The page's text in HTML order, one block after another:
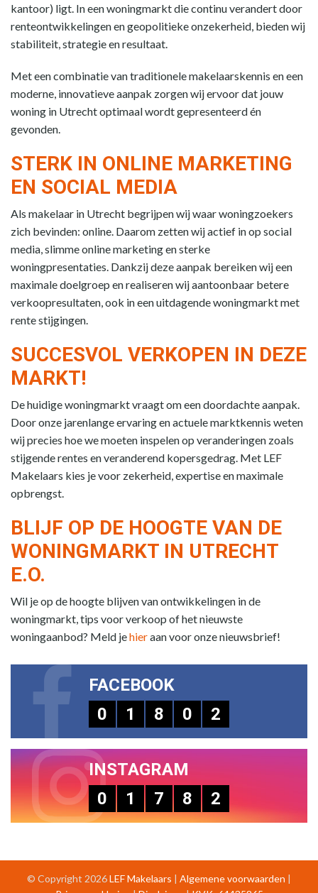
kantoor) ligt. In een woningmarkt die continu verandert door
renteontwikkelingen en geopolitieke onzekerheid, bieden wij
stabiliteit, strategie en resultaat.
Met een combinatie van traditionele makelaarskennis en een
moderne, innovatieve aanpak zorgen wij ervoor dat jouw
woning in Utrecht optimaal wordt gepresenteerd én
gevonden.
STERK IN ONLINE MARKETING
EN SOCIAL MEDIA
Als makelaar in Utrecht begrijpen wij waar woningzoekers
zich bevinden: online. Daarom zetten wij actief in op social
media, slimme online marketing en sterke
woningpresentaties. Dankzij deze aanpak bereiken wij een
maximale doelgroep en realiseren wij aantoonbaar betere
verkoopresultaten, ook in een uitdagende woningmarkt met
rente stijgingen.
SUCCESVOL VERKOPEN IN DEZE
MARKT!
De huidige woningmarkt vraagt om een doordachte aanpak.
Door onze jarenlange ervaring en actuele marktkennis weten
wij precies hoe we moeten inspelen op veranderingen zoals
stijgende rentes en veranderend kopersgedrag. Met LEF
Makelaars kies je voor zekerheid, expertise en maximale
opbrengst.
BLIJF OP DE HOOGTE VAN DE
WONINGMARKT IN UTRECHT
E.O.
Wil je op de hoogte blijven van ontwikkelingen in de
woningmarkt, tips voor verkoop of het nieuwste
woningaanbod? Meld jehieraan voor onze nieuwsbrief!
FACEBOOK
0
1 8 0 2
INSTAGRAM
0
1 7 8 2
© Copyright 2026LEF Makelaars | Algemene voorwaarden |